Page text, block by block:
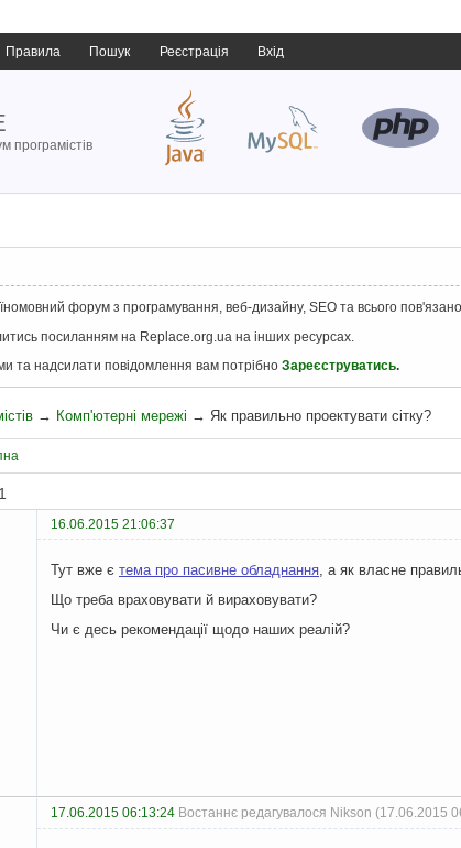
Правила Пошук Реєстрація Вхід
програмістів
форум з програмування, веб-дизайну, SEO та всього
посиланням на Replace.org.ua на інших ресурсах.
та надсилати повідомлення вам потрібно Зареєструватись.
→ Комп'ютерні мережі → Як правильно проектувати сітку?
16.06.2015 21:06:37
Тут вже є тема про пасивне обладнання , а як власне
Що треба враховувати й вираховувати?
Чи є десь рекомендації щодо наших реалій?
17.06.2015 06:13:24 Востаннє редагувалося Nikson (17.06.2015